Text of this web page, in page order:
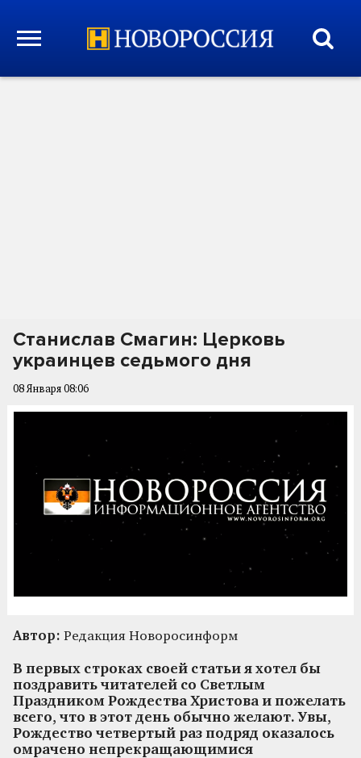
Станислав Смагин: Церковь
украинцев седьмого дня
08 Января 08:06
Автор: Редакция Новоросинформ
В первых строках своей статьи я хотел бы
поздравить читателей со Светлым
Праздником Рождества Христова и пожелать
всего, что в этот день обычно желают. Увы,
Рождество четвертый раз подряд оказалось
омрачено непрекращающимися